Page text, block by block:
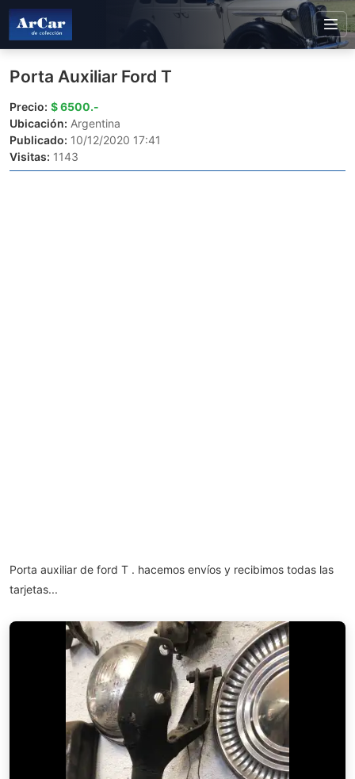
Porta Auxiliar Ford T
Precio: $ 6500.-
Ubicación: Argentina
Publicado: 10/12/2020 17:41
Visitas: 1143
Porta auxiliar de ford T . hacemos envíos y recibimos todas las
tarjetas...